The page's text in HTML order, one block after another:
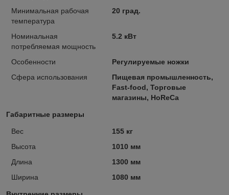
Минимальная рабочая
температура
20 град.
Номинальная
потребляемая мощность
5.2 кВт
Особенности
Регулируемые ножки
Сфера использования
Пищевая промышленность,
Fast-food, Торговые
магазины, HoReCa
Габаритные размеры
Вес
155 кг
Высота
1010 мм
Длина
1300 мм
Ширина
1080 мм